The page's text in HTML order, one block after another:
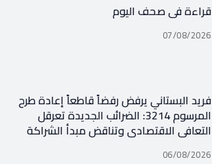
قراءة في صحف اليوم
07/08/2026
فريد البستاني يرفض رفضاً قاطعاً إعادة طرح
المرسوم 3214: الضرائب الجديدة تعرقل
التعافي الاقتصادي وتناقض مبدأ الشراكة
06/08/2026